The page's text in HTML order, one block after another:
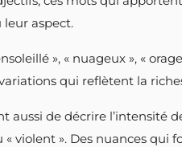
aspect.
», « nuageux », «
qui reflètent la
aussi de décrire l’intensité
« violent ». Des nuances